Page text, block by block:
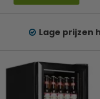
Lage prijzen